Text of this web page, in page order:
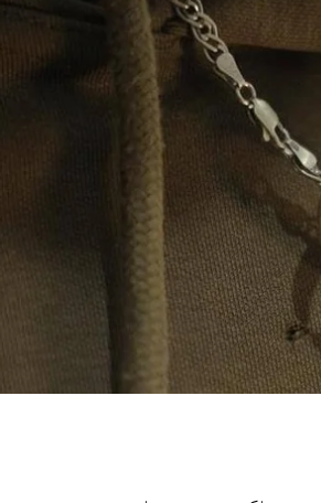
відбивали наступ
якого в полку не
прямо в нього.
обручка, яка висіла в мене
і продовжив вести бій.
що кільце погнуте, але не